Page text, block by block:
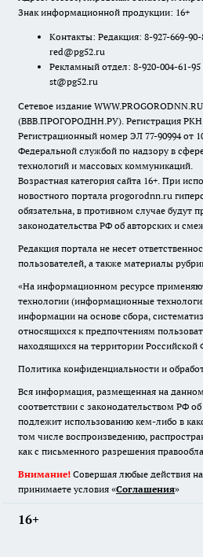
Знак информационной продукции: 16+
Контакты: Редакция: 8-927-669-
red@pg52.ru
Рекламный отдел: 8-920-004-61-
st@pg52.ru
Сетевое издание WWW.PROGORODNN.RU
(ВВВ.ПРОГОРОДНН.РУ). Регистрация
Регистрационный номер ЭЛ 77-90994 от
Федеральной службой по надзору в
технологий и массовых коммуникаций.
Возрастная категория сайта 16+. При
новостного портала progorodnn.ru
обязательна, в противном случае будут
законодательства РФ об авторских и
Редакция портала не несет
пользователей, а также материалы
«На информационном ресурсе
технологии (информационные
информации на основе сбора,
относящихся к предпочтениям
находящихся на территории Российской
Политика конфиденциальности и
Вся информация, размещенная на данном
соответствии с законодательством РФ
подлежит использованию кем-либо в
том числе воспроизведению,
как с письменного разрешения
Внимание! Совершая любые действия
принимаете условия «Cоглашения»
16+